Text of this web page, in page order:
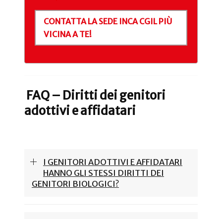
CONTATTA LA SEDE INCA CGIL PIÙ
VICINA A TE!
FAQ – Diritti dei genitori
adottivi e affidatari
I GENITORI ADOTTIVI E AFFIDATARI
HANNO GLI STESSI DIRITTI DEI
GENITORI BIOLOGICI?